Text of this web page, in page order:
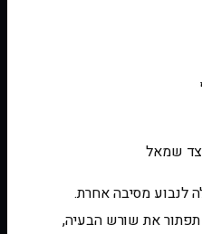
לצד שמאל
לנבוע מסיבה אחרת.
את שורש הבעיה,